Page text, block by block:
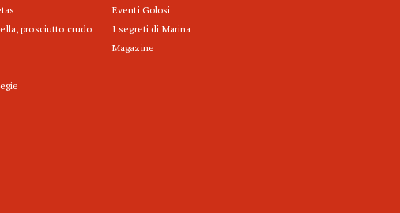
prosciutto crudo
Eventi Golosi
I segreti di Marina
Magazine